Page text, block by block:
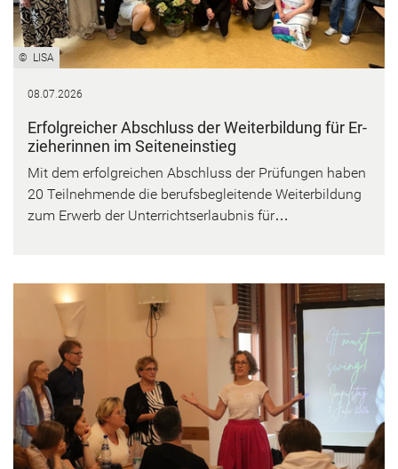
© LISA
08.07.2026
Er­folg­rei­cher Ab­schluss der Wei­ter­bil­dung für Er­
zie­he­rin­nen im Sei­ten­ein­stieg
Mit dem er­folg­rei­chen Ab­schluss der Prü­fun­gen haben
20 Teil­neh­men­de die be­rufs­be­glei­ten­de Wei­ter­bil­dung
zum Er­werb der Un­ter­richts­er­laub­nis für…